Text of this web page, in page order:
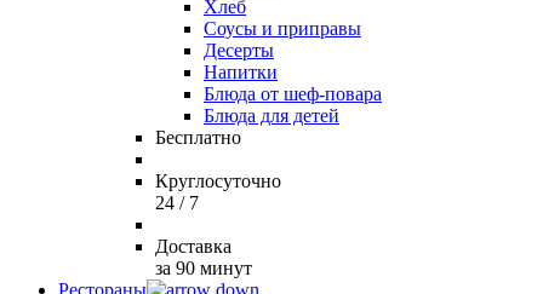
Хлеб
Соусы и приправы
Десерты
Напитки
Блюда от шеф-повара
Блюда для детей
Бесплатно
Круглосуточно
24 / 7
Доставка
за 90 минут
Рестораны